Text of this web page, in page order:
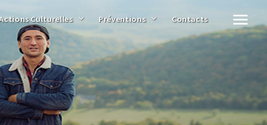
Culturelles Préventions Contacts